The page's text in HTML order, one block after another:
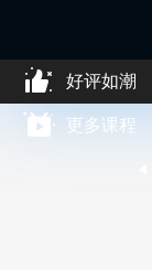
好评如潮
更多课程